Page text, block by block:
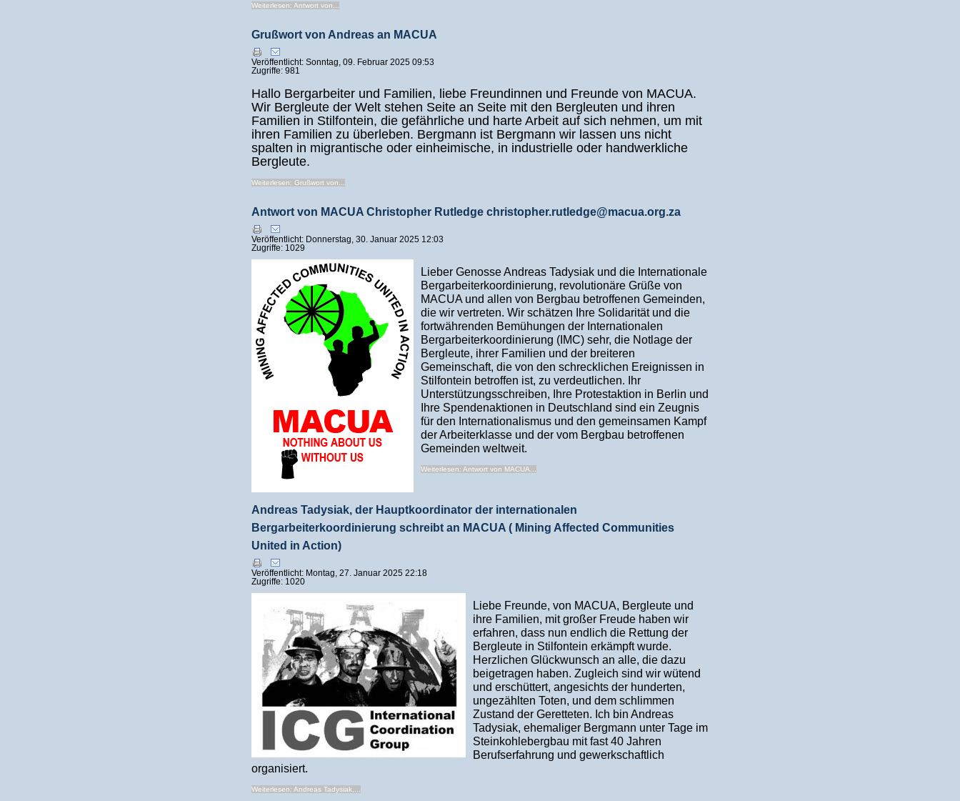
Weiterlesen: Antwort von...
Grußwort von Andreas an MACUA
Veröffentlicht: Sonntag, 09. Februar 2025 09:53
Zugriffe: 981
Hallo Bergarbeiter und Familien, liebe Freundinnen und Freunde von MACUA.
Wir Bergleute der Welt stehen Seite an Seite mit den Bergleuten und ihren
Familien in Stilfontein, die gefährliche und harte Arbeit auf sich nehmen, um mit
ihren Familien zu überleben. Bergmann ist Bergmann wir lassen uns nicht
spalten in migrantische oder einheimische, in industrielle oder handwerkliche
Bergleute.
Weiterlesen: Grußwort von...
Antwort von MACUA Christopher Rutledge christopher.rutledge@macua.org.za
Veröffentlicht: Donnerstag, 30. Januar 2025 12:03
Zugriffe: 1029
Lieber Genosse Andreas Tadysiak und die Internationale
Bergarbeiterkoordinierung, revolutionäre Grüße von
MACUA und allen von Bergbau betroffenen Gemeinden,
die wir vertreten. Wir schätzen Ihre Solidarität und die
fortwährenden Bemühungen der Internationalen
Bergarbeiterkoordinierung (IMC) sehr, die Notlage der
Bergleute, ihrer Familien und der breiteren
Gemeinschaft, die von den schrecklichen Ereignissen in
Stilfontein betroffen ist, zu verdeutlichen. Ihr
Unterstützungsschreiben, Ihre Protestaktion in Berlin und
Ihre Spendenaktionen in Deutschland sind ein Zeugnis
für den Internationalismus und den gemeinsamen Kampf
der Arbeiterklasse und der vom Bergbau betroffenen
Gemeinden weltweit.
Weiterlesen: Antwort von MACUA...
Andreas Tadysiak, der Hauptkoordinator der internationalen
Bergarbeiterkoordinierung schreibt an MACUA ( Mining Affected Communities
United in Action)
Veröffentlicht: Montag, 27. Januar 2025 22:18
Zugriffe: 1020
Liebe Freunde, von MACUA, Bergleute und
ihre Familien, mit großer Freude haben wir
erfahren, dass nun endlich die Rettung der
Bergleute in Stilfontein erkämpft wurde.
Herzlichen Glückwunsch an alle, die dazu
beigetragen haben. Zugleich sind wir wütend
und erschüttert, angesichts der hunderten,
ungezählten Toten, und dem schlimmen
Zustand der Geretteten. Ich bin Andreas
Tadysiak, ehemaliger Bergmann unter Tage im
Steinkohlebergbau mit fast 40 Jahren
Berufserfahrung und gewerkschaftlich
organisiert.
Weiterlesen: Andreas Tadysiak,...